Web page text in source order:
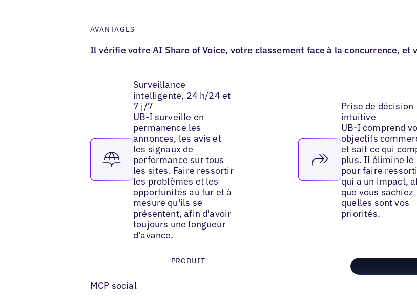
AVANTAGES
Il vérifie votre AI Share of Voice, votre classement face à la concurrence,
Surveillance
intelligente, 24 h/24 et
7 j/7
UB-I surveille en
permanence les
annonces, les avis et
les signaux de
performance sur tous
les sites. Faire ressortir
les problèmes et les
opportunités au fur et à
mesure qu'ils se
présentent, afin d'avoir
toujours une longueur
d'avance.
Prise de décision
intuitive
UB-I comprend
objectifs
et sait ce qui
plus. Il élimine le
pour faire
qui a un impact,
que vous sachiez
quelles sont vos
priorités.
PRODUIT
MCP social